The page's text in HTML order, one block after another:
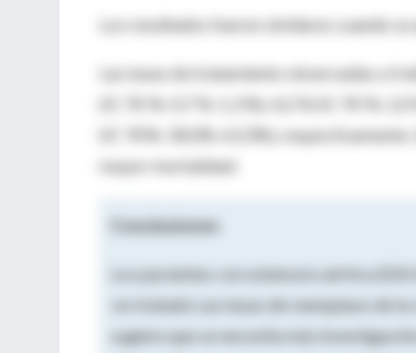
Los resultados fueron similares cuando
Las tasas de tratamiento observadas a 4
(IC 95 %: 0,7 %-1,3 %), 4,2 % (IC 95 %:
(IC 95%: 58,0%-63,3%),
mayor mortalidad.
Conclusiones
Los pacientes con estenosis aórtica
no tratada
. Las tasas de reemplazo de
sugiere que se necesita más